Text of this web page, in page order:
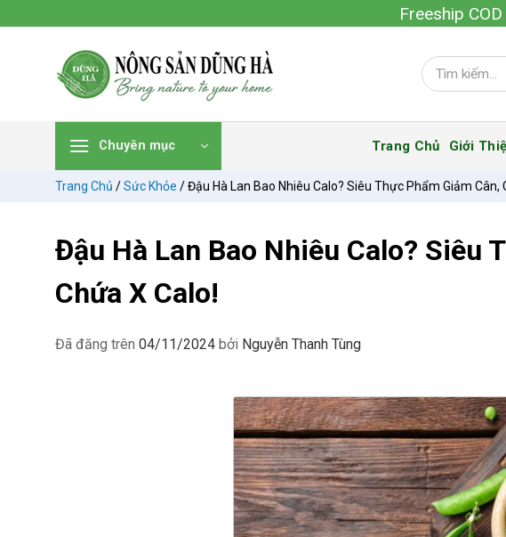
đến
Freeship
Chuyên mục Trang Chủ Giới
Trang Chủ /Sức Khỏe /Đậu Hà Lan Bao Nhiêu Calo? Siêu Thực Phẩm Giảm Cân,
Đậu Hà Lan Bao Nhiêu Calo? Siêu
Chứa X Calo!
Đã đăng trên 04/11/2024 bởi Nguyễn Thanh Tùng